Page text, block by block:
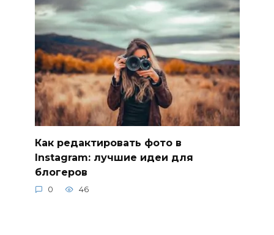
Как редактировать фото в
Instagram: лучшие идеи для
блогеров
0 46